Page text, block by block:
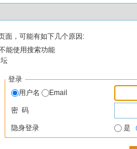
面，可能有如下几个原因:
能使用搜索功能
登录
用户名
Email
密 码
隐身登录 是